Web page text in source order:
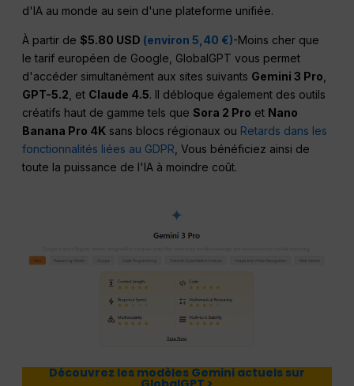
d'IA au monde au sein d'une plateforme unifiée.
À partir de$5.80 USD (environ 5,40 €)-Moins cher que
le tarif européen de Google, GlobalGPT vous permet
d'accéder simultanément aux sites suivants Gemini 3 Pro
GPT-5.2 , et Claude 4.5. Il débloque également des outils
créatifs haut de gamme tels queSora 2 Pro et Nano
Banana Pro 4K sans blocs régionaux ou Retards dans les
fonctionnalités liées au GDPR , Vous bénéficiez ainsi de
toute la puissance de l'IA à moindre coût.
Découvrez les modèles Gemini actuels sur